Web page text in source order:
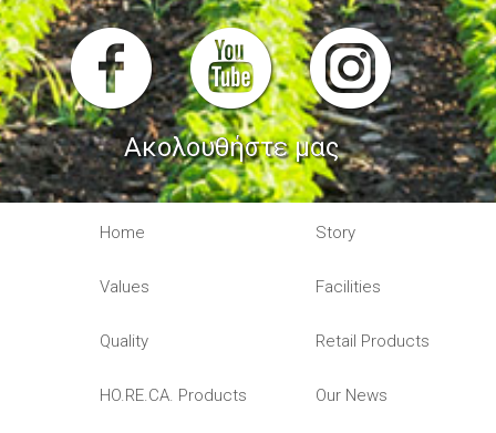
Ακολουθήστε μας
Home Story
Values Facilities
Quality Retail Products
HO.RE.CA. Products Our News